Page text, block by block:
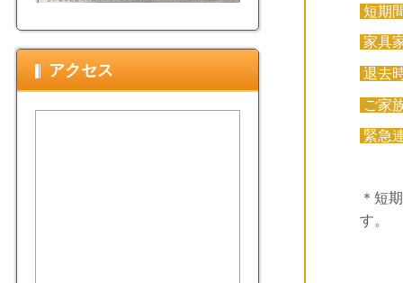
短期
家具
退去
ご家
緊急
＊短
す。
アクセス